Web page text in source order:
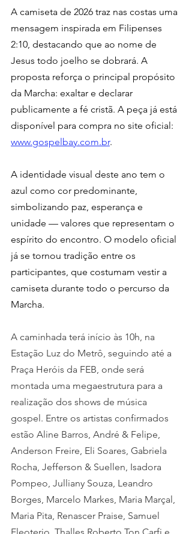
A camiseta de 2026 traz nas costas uma
mensagem inspirada em Filipenses
2:10, destacando que ao nome de
Jesus todo joelho se dobrará. A
proposta reforça o principal propósito
da Marcha: exaltar e declarar
publicamente a fé cristã. A peça já está
disponível para compra no site oficial:
www.gospelbay.com.br.
A identidade visual deste ano tem o
azul como cor predominante,
simbolizando paz, esperança e
unidade — valores que representam o
espírito do encontro. O modelo oficial
já se tornou tradição entre os
participantes, que costumam vestir a
camiseta durante todo o percurso da
Marcha.
A caminhada terá início às 10h, na
Estação Luz do Metrô, seguindo até a
Praça Heróis da FEB, onde será
montada uma megaestrutura para a
realização dos shows de música
gospel. Entre os artistas confirmados
estão Aline Barros, André & Felipe,
Anderson Freire, Eli Soares, Gabriela
Rocha, Jefferson & Suellen, Isadora
Pompeo, Julliany Souza, Leandro
Borges, Marcelo Markes, Maria Marçal,
Maria Pita, Renascer Praise, Samuel